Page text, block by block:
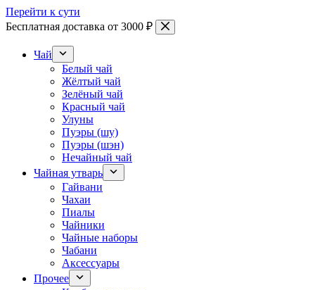
Перейти к сути
Бесплатная доставка от 3000 ₽
Чай
Белый чай
Жёлтый чай
Зелёный чай
Красный чай
Улуны
Пуэры (шу)
Пуэры (шэн)
Нечайный чай
Чайная утварь
Гайвани
Чахаи
Пиалы
Чайники
Чайные наборы
Чабани
Аксессуары
Прочее